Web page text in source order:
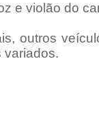
e violão do
outros
variados.